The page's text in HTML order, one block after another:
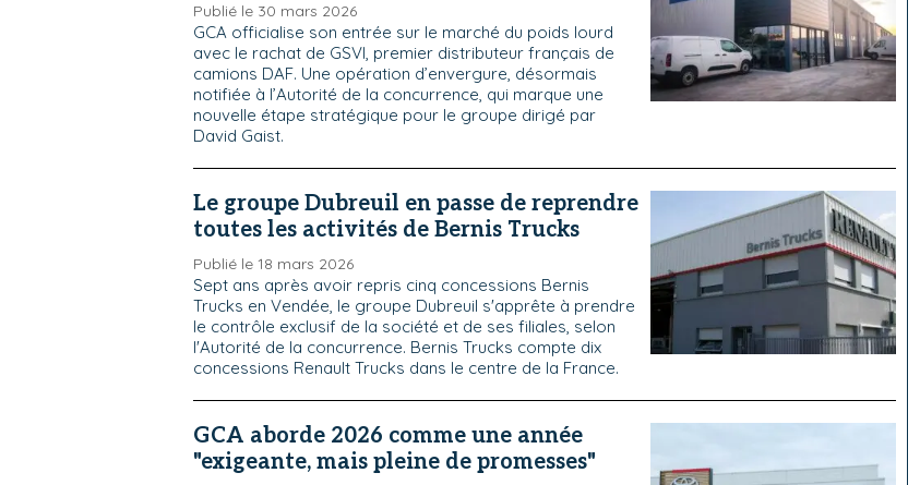
Publié le 30 mars 2026
GCA officialise son entrée sur le marché du poids lourd
avec le rachat de GSVI, premier distributeur français de
camions DAF. Une opération d’envergure, désormais
notifiée à l’Autorité de la concurrence, qui marque une
nouvelle étape stratégique pour le groupe dirigé par
David Gaist.
Le groupe Dubreuil en passe de reprendre
toutes les activités de Bernis Trucks
Publié le 18 mars 2026
Sept ans après avoir repris cinq concessions Bernis
Trucks en Vendée, le groupe Dubreuil s'apprête à prendre
le contrôle exclusif de la société et de ses filiales, selon
l'Autorité de la concurrence. Bernis Trucks compte dix
concessions Renault Trucks dans le centre de la France.
GCA aborde 2026 comme une année
"exigeante, mais pleine de promesses"